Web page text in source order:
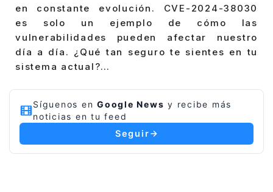
en constante evolución. CVE-2024-38030
es solo un ejemplo de cómo las
vulnerabilidades pueden afectar nuestro
día a día. ¿Qué tan seguro te sientes en tu
sistema actual?…
Síguenos en Google News y recibe más
noticias en tu feed
Seguir